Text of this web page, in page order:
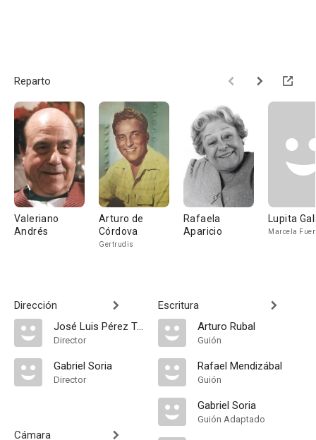
Reparto
Valeriano
Andrés
Arturo de
Córdova
Gertrudis
Rafaela
Aparicio
Lupita
Marcela
Dirección
José Luis Pérez Tristán
Director
Gabriel Soria
Director
Cámara
Escritura
Arturo Rubal
Guión
Rafael Mendizábal
Guión
Gabriel Soria
Guión Adaptado